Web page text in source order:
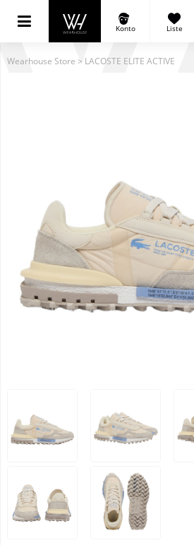
Konto Liste
Wearhouse Store > LACOSTE ELITE ACTIVE